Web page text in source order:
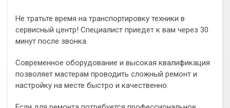
Не тратьте время на транспортировку техники в
сервисный центр! Специалист приедет к вам через 30
минут после звонка.
Современное оборудование и высокая квалификация
позволяет мастерам проводить сложный ремонт и
настройку на месте быстро и качественно.